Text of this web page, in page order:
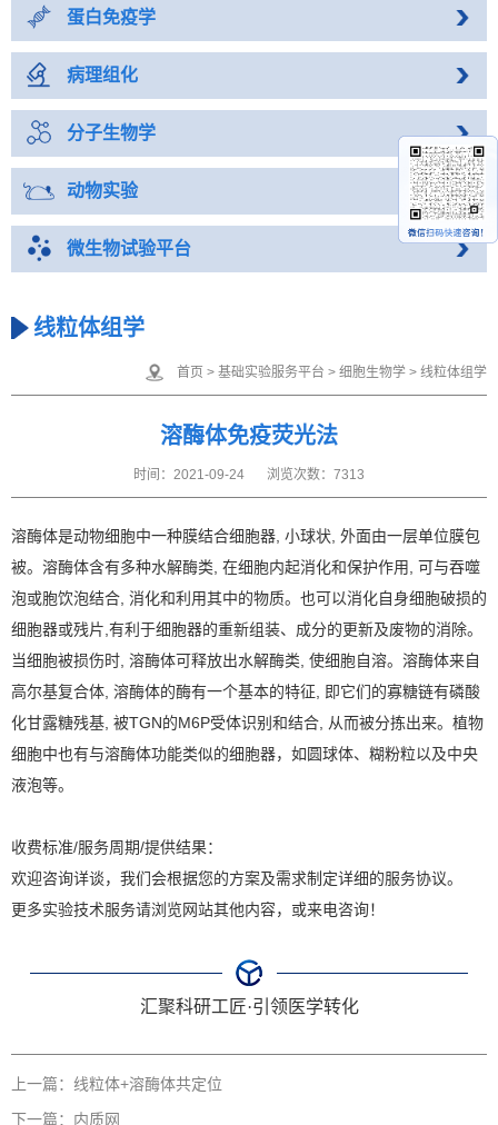
蛋白免疫学
病理组化
分子生物学
动物实验
微生物试验平台
线粒体组学
首页 > 基础实验服务平台 > 细胞生物学 > 线粒体组学
溶酶体免疫荧光法
时间：2021-09-24 浏览次数：7313
溶酶体是动物细胞中一种膜结合细胞器, 小球状, 外面由一层单位膜包
被。溶酶体含有多种水解酶类, 在细胞内起消化和保护作用, 可与吞噬
泡或胞饮泡结合, 消化和利用其中的物质。也可以消化自身细胞破损的
细胞器或残片,有利于细胞器的重新组装、成分的更新及废物的消除。
当细胞被损伤时, 溶酶体可释放出水解酶类, 使细胞自溶。溶酶体来自
高尔基复合体, 溶酶体的酶有一个基本的特征, 即它们的寡糖链有磷酸
化甘露糖残基, 被TGN的M6P受体识别和结合, 从而被分拣出来。植物
细胞中也有与溶酶体功能类似的细胞器，如圆球体、糊粉粒以及中央
液泡等。
收费标准/服务周期/提供结果：
欢迎咨询详谈，我们会根据您的方案及需求制定详细的服务协议。
更多实验技术服务请浏览网站其他内容，或来电咨询！
汇聚科研工匠·引领医学转化
上一篇： 线粒体+溶酶体共定位
下一篇： 内质网